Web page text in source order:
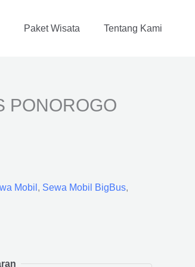
Paket Wisata Tentang Kami
PONOROGO
Mobil , Sewa Mobil BigBus,